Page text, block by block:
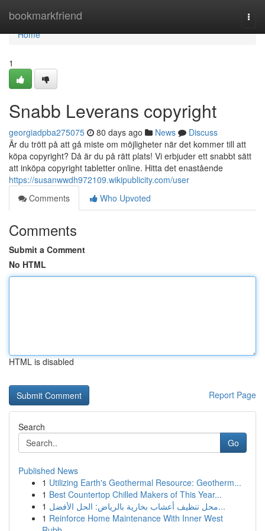
bookmarkfriend
Home
Home
1
Snabb Leverans copyright
georgiadpba275075 80 days ago News
Discuss
Är du trött på att gå miste om möjligheter när det kommer till att
köpa copyright? Då är du på rätt plats! Vi erbjuder ett snabbt sätt
att inköpa copyright tabletter online. Hitta det enastående
https://susanwwdh972109.wikipublicity.com/user
Comments
Who Upvoted
Comments
Submit a Comment
No HTML
HTML is disabled
Report Page
Search
Go
Published News
1 Utilizing Earth's Geothermal Resource: Geotherm...
1 Best Countertop Chilled Makers of This Year...
1
محل تنظيف أعشاب بخارية بالرياض: الحل الأفضل...
1 Reinforce Home Maintenance With Inner West